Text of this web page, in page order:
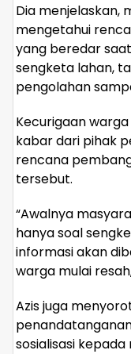
Dia menjelaskan,
mengetahui
yang beredar
sengketa lahan,
pengolahan
Kecurigaan
kabar dari pihak
rencana
tersebut.
“Awalnya
hanya soal
informasi akan
warga mulai
Azis juga
sosialisasi